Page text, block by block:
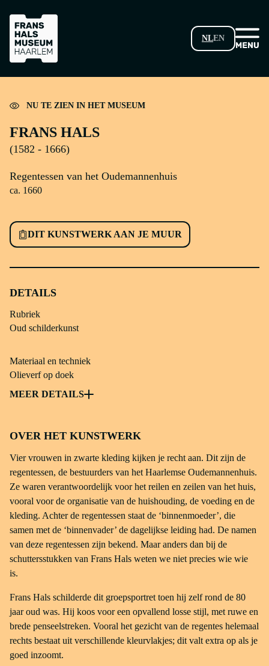
GA NAAR HOOFDINHOUD
NLEN
NU TE ZIEN IN HET MUSEUM
FRANS HALS
(1582 - 1666)
Regentessen van het Oudemannenhuis
ca. 1660
DIT KUNSTWERK AAN JE MUUR
DETAILS
Rubriek
Oud schilderkunst
Materiaal en techniek
Olieverf op doek
Object soort
Schilderij; regentenstuk
Afmetingen
inventarisnummer
os I-116
Credit line
Frans Hals Museum, Haarlem
MEER DETAILS
OVER HET KUNSTWERK
Vier vrouwen in zwarte kleding kijken je recht aan. Dit zijn de
regentessen, de bestuurders van het Haarlemse Oudemannenhuis.
Ze waren verantwoordelijk voor het reilen en zeilen van het huis,
vooral voor de organisatie van de huishouding, de voeding en de
kleding. Achter de regentessen staat de ‘binnenmoeder’, die
samen met de ‘binnenvader’ de dagelijkse leiding had. De namen
van deze regentessen zijn bekend. Maar anders dan bij de
schuttersstukken van Frans Hals weten we niet precies wie wie
is.
Frans Hals schilderde dit groepsportret toen hij zelf rond de 80
jaar oud was. Hij koos voor een opvallend losse stijl, met ruwe en
brede penseelstreken. Vooral het gezicht van de regentes helemaal
rechts bestaat uit verschillende kleurvlakjes; dit valt extra op als je
goed inzoomt.